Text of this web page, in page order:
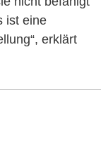
ist eine
erklärt